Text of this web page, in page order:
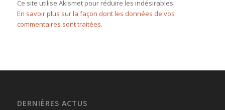
Ce site utilise Akismet pour réduire les indésirables.
En savoir plus sur la façon dont les données de vos
commentaires sont traitées.
DERNIÈRES ACTUS